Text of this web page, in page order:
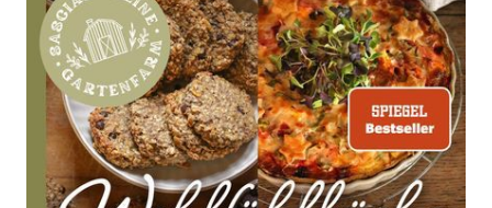
Zur Wunschliste hinzufügen
Gemütliche Rezepte für den Alltag, die beruhigen
und entspannen: Suppen, Aufläufe, Desserts, Snacks
u. v. m. – Inkl. Ideen für Speisekammer,
Vorratskammer & Einwecken